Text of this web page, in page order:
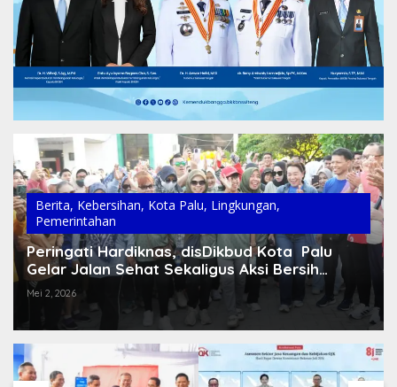
Berita, Kebersihan, Kota Palu, Lingkungan,
Pemerintahan
Peringati Hardiknas, disDikbud Kota Palu
Gelar Jalan Sehat Sekaligus Aksi Bersih
Lingkungan
Mei 2, 2026